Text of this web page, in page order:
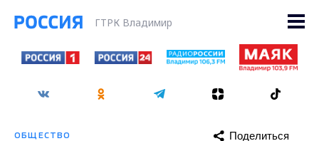
ГТРК Владимир
ОБЩЕСТВО Поделиться